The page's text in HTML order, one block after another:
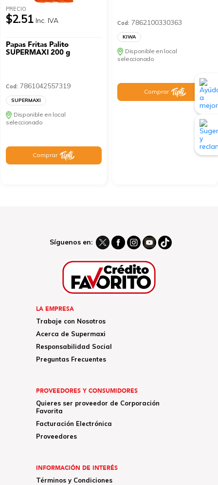
PRECIO
$2.51 Inc. IVA
Papas Fritas Palito
SUPERMAXI 200 g
Cod: 7861042557319
SUPERMAXI
Disponible en local
seleccionado
Comprar
Cod: 7862100330363
KIWA
Disponible en local
seleccionado
Comprar
Síguenos en:
LA EMPRESA
Trabaje con Nosotros
Acerca de Supermaxi
Responsabilidad Social
Preguntas Frecuentes
PROVEEDORES Y CONSUMIDORES
Quieres ser proveedor de Corporación
Favorita
Facturación Electrónica
Proveedores
INFORMACIÓN DE INTERÉS
Términos y Condiciones